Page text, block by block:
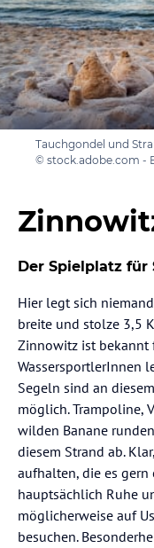
Tauchgondel und
© stock.adobe.com -
Der Spielplatz für
Hier legt sich
breite und stolze 3,5
Zinnowitz ist bekannt
WassersportlerInnen
Segeln sind an
möglich. Trampoline,
wilden Banane
diesem Strand ab.
aufhalten, die es gern
hauptsächlich Ruhe
möglicherweise auf
besuchen.